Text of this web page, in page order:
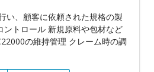
い、顧客に依頼された規格の製
ントロール 新規原料や包材など
の維持管理 クレーム時の調